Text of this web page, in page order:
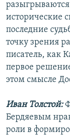
исторические
последние
точку зрения
писатель, как
первое
этом смысле
Иван Толстой:
Бердяевым
роли в